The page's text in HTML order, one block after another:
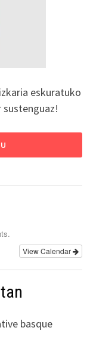
eskuratuko
sustenguaz!
View Calendar
basque